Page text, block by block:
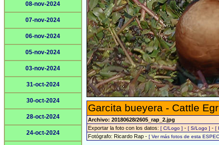
08-nov-2024
07-nov-2024
06-nov-2024
05-nov-2024
03-nov-2024
31-oct-2024
30-oct-2024
28-oct-2024
24-oct-2024
Garcita bueyera - Cattle
Archivo: 20180628/2605_rap_2.jpg
Exportar la foto con los datos: [ C/Logo ] - [ S/Logo ] - [
Fotógrafo: Ricardo Rap - [ Ver más fotos de esta